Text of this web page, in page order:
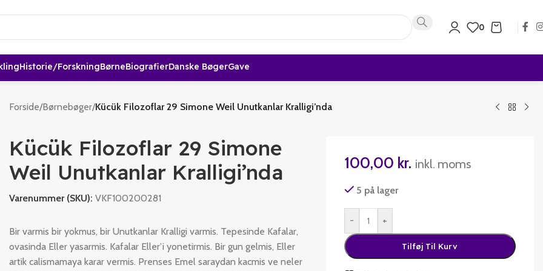
0
Historie/forskningBørneBiografierDanske BøgerGave
Forside/Børnebøger/Kücük Filozoflar 29 Simone Weil Unutkanlar Kralligi’nda
Kücük Filozoflar 29 Simone
Weil Unutkanlar Kralligi’nda
Varenummer (SKU): VKF100200281
Bir varmis bir yokmus, bir Unutkanlar Kralligi varmis. Tepesinde Kafalar,
ovasinda Eller yasarmis. Kafalar Eller’i yonetirmis. Bir gun gelmis, Eller
artik calismamaya karar vermis. Prenses Emel saraydan kacmis ve neler
100,00 kr. inkl. moms
5 på lager
- +
Tilføj Til Kurv